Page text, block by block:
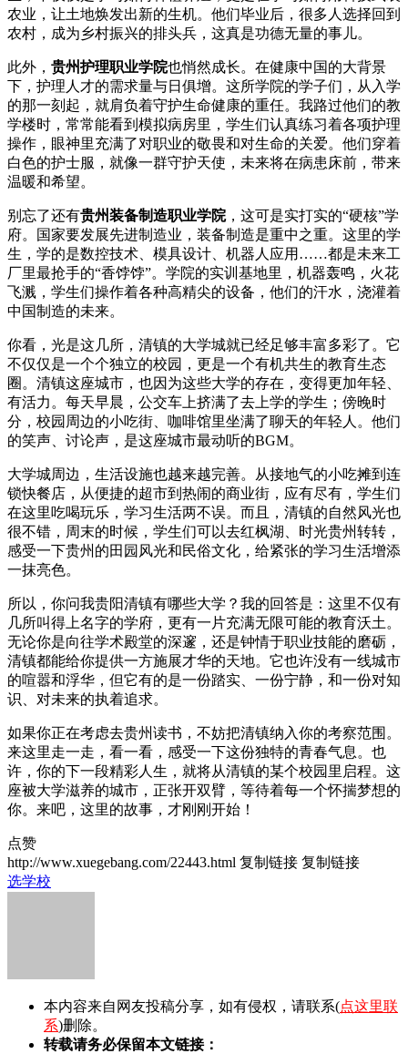
农业，让土地焕发出新的生机。他们毕业后，很多人选择回到
农村，成为乡村振兴的排头兵，这真是功德无量的事儿。
此外， 贵州护理职业学院也悄然成长。在健康中国的大背景
下，护理人才的需求量与日俱增。这所学院的学子们，从入学
的那一刻起，就肩负着守护生命健康的重任。我路过他们的教
学楼时，常常能看到模拟病房里，学生们认真练习着各项护理
操作，眼神里充满了对职业的敬畏和对生命的关爱。他们穿着
白色的护士服，就像一群守护天使，未来将在病患床前，带来
温暖和希望。
别忘了还有贵州装备制造职业学院，这可是实打实的“硬核”学
府。国家要发展先进制造业，装备制造是重中之重。这里的学
生，学的是数控技术、模具设计、机器人应用……都是未来工
厂里最抢手的“香饽饽”。学院的实训基地里，机器轰鸣，火花
飞溅，学生们操作着各种高精尖的设备，他们的汗水，浇灌着
中国制造的未来。
你看，光是这几所，清镇的大学城就已经足够丰富多彩了。它
不仅仅是一个个独立的校园，更是一个有机共生的教育生态
圈。清镇这座城市，也因为这些大学的存在，变得更加年轻、
有活力。每天早晨，公交车上挤满了去上学的学生；傍晚时
分，校园周边的小吃街、咖啡馆里坐满了聊天的年轻人。他们
的笑声、讨论声，是这座城市最动听的BGM。
大学城周边，生活设施也越来越完善。从接地气的小吃摊到连
锁快餐店，从便捷的超市到热闹的商业街，应有尽有，学生们
在这里吃喝玩乐，学习生活两不误。而且，清镇的自然风光也
很不错，周末的时候，学生们可以去红枫湖、时光贵州转转，
感受一下贵州的田园风光和民俗文化，给紧张的学习生活增添
一抹亮色。
所以，你问我贵阳清镇有哪些大学？我的回答是：这里不仅有
几所叫得上名字的学府，更有一片充满无限可能的教育沃土。
无论你是向往学术殿堂的深邃，还是钟情于职业技能的磨砺，
清镇都能给你提供一方施展才华的天地。它也许没有一线城市
的喧嚣和浮华，但它有的是一份踏实、一份宁静，和一份对知
识、对未来的执着追求。
如果你正在考虑去贵州读书，不妨把清镇纳入你的考察范围。
来这里走一走，看一看，感受一下这份独特的青春气息。也
许，你的下一段精彩人生，就将从清镇的某个校园里启程。这
座被大学滋养的城市，正张开双臂，等待着每一个怀揣梦想的
你。来吧，这里的故事，才刚刚开始！
点赞
http://www.xuegebang.com/22443.html 复制链接 复制链接
选学校
本内容来自网友投稿分享，如有侵权，请联系(点这里联
系)删除。
转载请务必保留本文链接：